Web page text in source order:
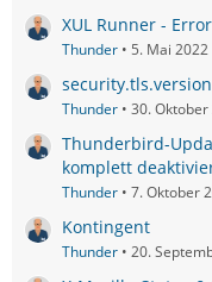
XUL Runner -
Thunder 5. Mai
Thunder 30.
Thunderbird-
komplett
Thunder 7. Oktober
Kontingent
Thunder 20.